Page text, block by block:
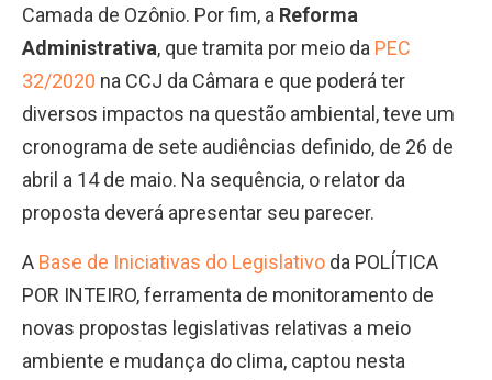
Camada de Ozônio. Por fim, a Reforma
Administrativa, que tramita por meio da PEC
32/2020 na CCJ da Câmara e que poderá ter
diversos impactos na questão ambiental, teve um
cronograma de sete audiências definido, de 26 de
abril a 14 de maio. Na sequência, o relator da
proposta deverá apresentar seu parecer.
A Base de Iniciativas do Legislativo da POLÍTICA
POR INTEIRO, ferramenta de monitoramento de
novas propostas legislativas relativas a meio
ambiente e mudança do clima, captou nesta